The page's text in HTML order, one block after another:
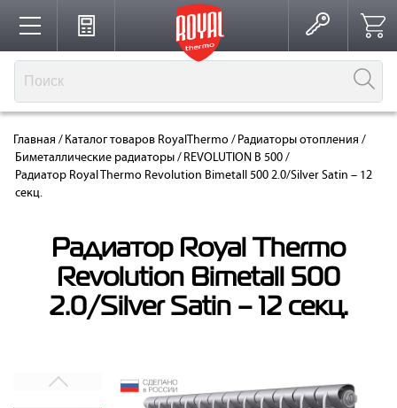
Каталог
Производство
Партнерство
Решения для интерьера
Главная / Каталог товаров RoyalThermo / Радиаторы отопления /
Биметаллические радиаторы / REVOLUTION B 500 /
Радиатор Royal Thermo Revolution Bimetall 500 2.0/Silver Satin – 12
секц.
Радиатор Royal Thermo
Revolution Bimetall 500
2.0/Silver Satin – 12 секц.